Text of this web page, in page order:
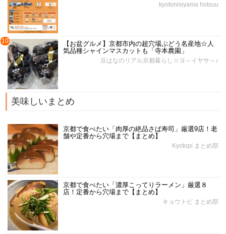
kyotonisiyama hotsuu
10
【お盆グルメ】京都市内の超穴場ぶどう名産地☆人
気品種シャインマスカットも「寺本農園」
豆はなのリアル京都暮らし☆ヨ～イヤサ～♪
美味しいまとめ
京都で食べたい「肉厚の絶品さば寿司」厳選9店！老
舗や定番から穴場まで【まとめ】
Kyotopi まとめ部
京都で食べたい「濃厚こってりラーメン」厳選８
店！定番から穴場まで【まとめ】
キョウトピ まとめ部